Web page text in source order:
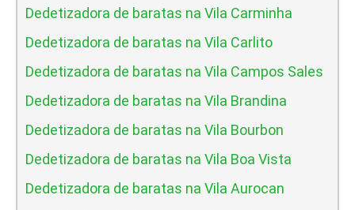
Dedetizadora de baratas na Vila Carminha
Dedetizadora de baratas na Vila Carlito
Dedetizadora de baratas na Vila Campos Sales
Dedetizadora de baratas na Vila Brandina
Dedetizadora de baratas na Vila Bourbon
Dedetizadora de baratas na Vila Boa Vista
Dedetizadora de baratas na Vila Aurocan